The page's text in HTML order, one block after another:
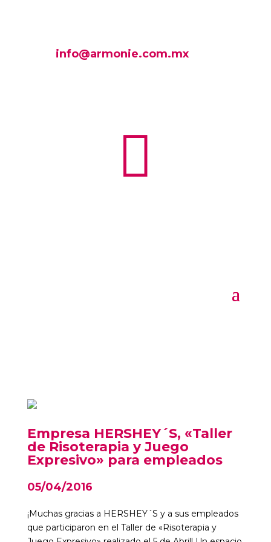
info@armonie.com.mx

Empresa HERSHEY´S, «Taller
de Risoterapia y Juego
Expresivo» para empleados
05/04/2016
¡Muchas gracias a HERSHEY´S y a sus empleados
que participaron en el Taller de «Risoterapia y